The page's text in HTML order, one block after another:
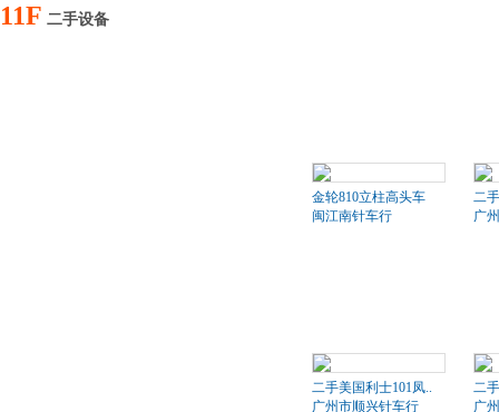
11F 二手设备
金轮810立柱高头车
闽江南针车行
二
广
二手美国利士101凤..
广州市顺兴针车行
二
广